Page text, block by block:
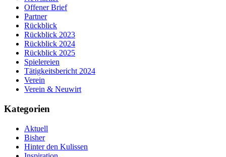
Offener Brief
Partner
Rückblick
Rückblick 2023
Rückblick 2024
Rückblick 2025
Spielereien
Tätigkeitsbericht 2024
Verein
Verein & Neuwirt
Kategorien
Aktuell
Bisher
Hinter den Kulissen